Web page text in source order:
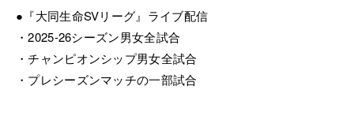
●『大同生命SVリーグ』ライブ配信
・2025-26シーズン男女全試合
・チャンピオンシップ男女全試合
・プレシーズンマッチの一部試合